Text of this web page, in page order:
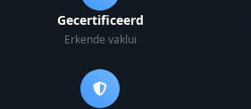
Gecertificeerd
Erkende vaklui